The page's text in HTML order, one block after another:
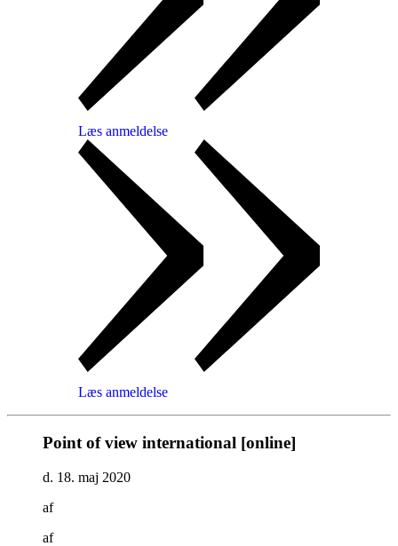
Læs anmeldelse
Læs anmeldelse
Point of view international [online]
d. 18. maj 2020
af
af